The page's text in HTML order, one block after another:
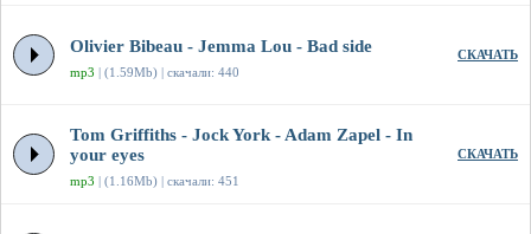
Olivier Bibeau - Jemma Lou - Bad side
mp3 | (1.59Mb) | скачали: 440
СКАЧАТЬ
Tom Griffiths - Jock York - Adam Zapel - In
your eyes
mp3 | (1.16Mb) | скачали: 451
СКАЧАТЬ